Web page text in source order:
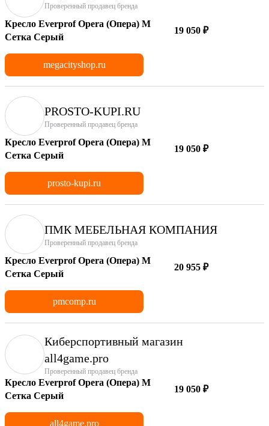
Проверенный продавец бренда
Кресло Everprof Opera (Опера) M
Сетка Серый
19 050 ₽
megacityshop.ru
PROSTO-KUPI.RU
Проверенный продавец бренда
Кресло Everprof Opera (Опера) M
Сетка Серый
19 050 ₽
prosto-kupi.ru
ПМК МЕБЕЛЬНАЯ КОМПАНИЯ
Проверенный продавец бренда
Кресло Everprof Opera (Опера) M
Сетка Серый
20 955 ₽
pmcomp.ru
Киберспортивный магазин
аll4game.pro
Проверенный продавец бренда
Кресло Everprof Opera (Опера) M
Сетка Серый
19 050 ₽
all4game.pro